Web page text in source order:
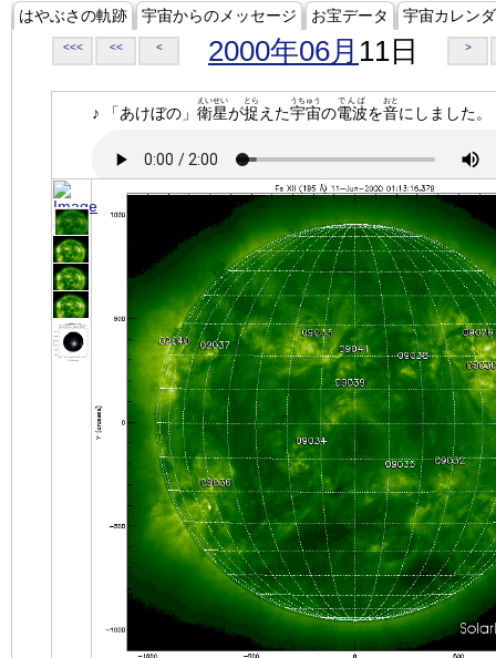
はやぶさの軌跡 宇宙からのメッセージ お宝データ 宇宙カレン
<<< << < 2000年06月 11日 >
♪ 「あけぼの」 衛星
えいせい
が捉
とら
えた宇宙
うちゅう
の電波
でんぱ
を音
おと
にしました。